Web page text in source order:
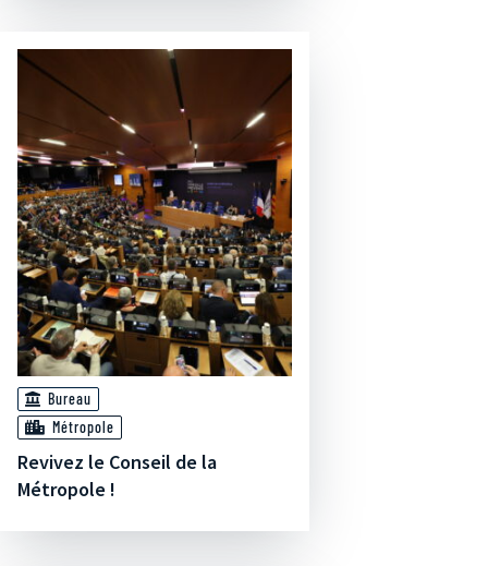
Bureau
Métropole
Revivez le Conseil de la
Métropole !